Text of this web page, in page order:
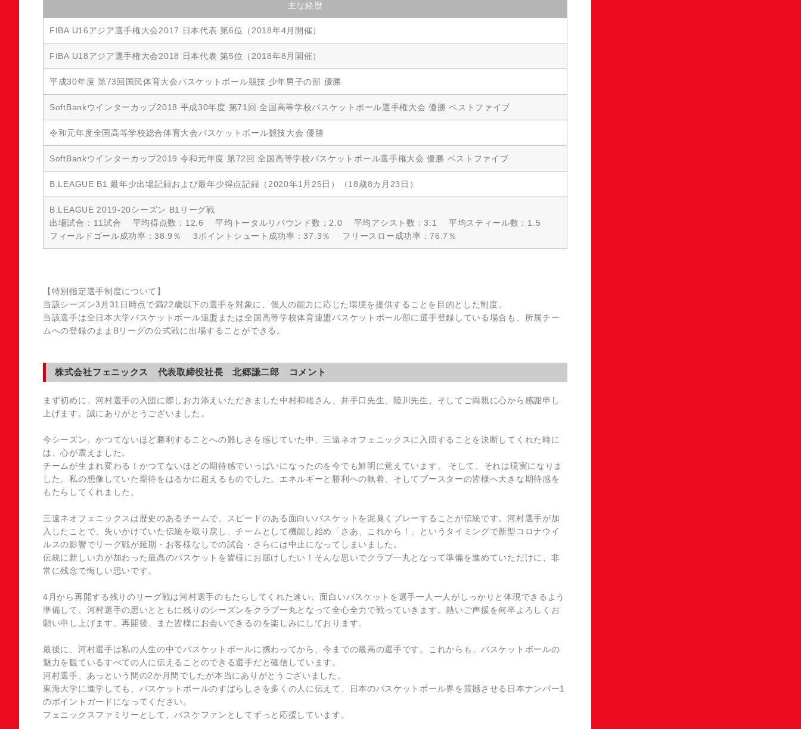
主な経歴
FIBA U16アジア選手権大会2017 日本代表 第6位（2018年4月開催）
FIBA U18アジア選手権大会2018 日本代表 第5位（2018年8月開催）
平成30年度 第73回国民体育大会バスケットボール競技 少年男子の部 優勝
SoftBankウインターカップ2018 平成30年度 第71回 全国高等学校バスケットボール選手権大会 優勝 ベストファイブ
令和元年度全国高等学校総合体育大会バスケットボール競技大会 優勝
SoftBankウインターカップ2019 令和元年度 第72回 全国高等学校バスケットボール選手権大会 優勝 ベストファイブ
B.LEAGUE B1 最年少出場記録および最年少得点記録（2020年1月25日）（18歳8カ月23日）
B.LEAGUE 2019-20シーズン B1リーグ戦
出場試合：11試合 平均得点数：12.6 平均トータルリバウンド数：2.0 平均アシスト数：3.1 平均スティール数：1.5
フィールドゴール成功率：38.9％ 3ポイントシュート成功率：37.3％ フリースロー成功率：76.7％
【特別指定選手制度について】
当該シーズン3月31日時点で満22歳以下の選手を対象に、個人の能力に応じた環境を提供することを目的とした制度。
当該選手は全日本大学バスケットボール連盟または全国高等学校体育連盟バスケットボール部に選手登録している場合も、所属チー
ムへの登録のままBリーグの公式戦に出場することができる。
株式会社フェニックス 代表取締役社長 北郷謙二郎 コメント
まず初めに、河村選手の入団に際しお力添えいただきました中村和雄さん、井手口先生、陸川先生、そしてご両親に心から感謝申し
上げます。誠にありがとうございました。
今シーズン、かつてないほど勝利することへの難しさを感じていた中、三遠ネオフェニックスに入団することを決断してくれた時に
は、心が震えました。
チームが生まれ変わる！かつてないほどの期待感でいっぱいになったのを今でも鮮明に覚えています。 そして、それは現実になりま
した。私の想像していた期待をはるかに超えるものでした。エネルギーと勝利への執着、そしてブースターの皆様へ大きな期待感を
もたらしてくれました。
三遠ネオフェニックスは歴史のあるチームで、スピードのある面白いバスケットを泥臭くプレーすることが伝統です。河村選手が加
入したことで、失いかけていた伝統を取り戻し、チームとして機能し始め「さあ、これから！」というタイミングで新型コロナウイ
ルスの影響でリーグ戦が延期・お客様なしでの試合・さらには中止になってしまいました。
伝統に新しい力が加わった最高のバスケットを皆様にお届けしたい！そんな思いでクラブ一丸となって準備を進めていただけに、非
常に残念で悔しい思いです。
4月から再開する残りのリーグ戦は河村選手のもたらしてくれた速い、面白いバスケットを選手一人一人がしっかりと体現できるよう
準備して、河村選手の思いとともに残りのシーズンをクラブ一丸となって全心全力で戦っていきます。熱いご声援を何卒よろしくお
願い申し上げます。再開後、また皆様にお会いできるのを楽しみにしております。
最後に、河村選手は私の人生の中でバスケットボールに携わってから、今までの最高の選手です。これからも、バスケットボールの
魅力を観ているすべての人に伝えることのできる選手だと確信しています。
河村選手、あっという間の2か月間でしたが本当にありがとうございました。
東海大学に進学しても、バスケットボールのすばらしさを多くの人に伝えて、日本のバスケットボール界を震撼させる日本ナンバー1
のポイントガードになってください。
フェニックスファミリーとして、バスケファンとしてずっと応援しています。